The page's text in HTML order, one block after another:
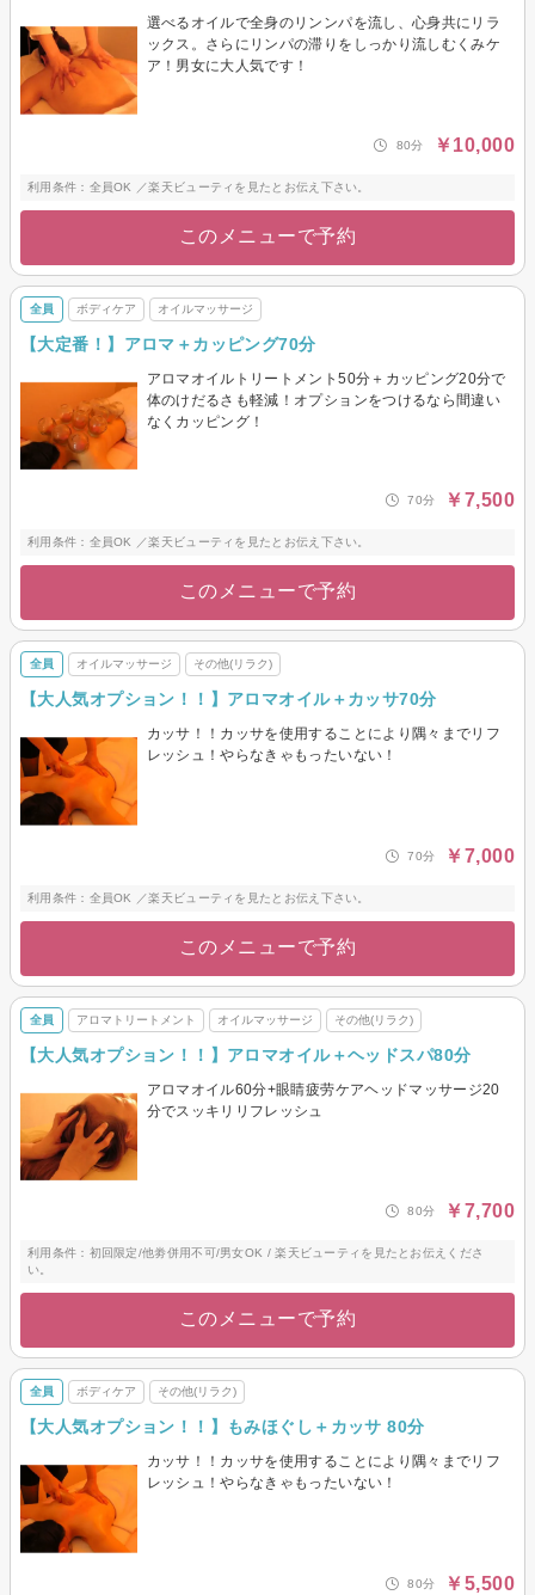
選べるオイルで全身のリンンパを流し、心身共にリラ
ックス。さらにリンパの滞りをしっかり流しむくみケ
ア！男女に大人気です！
80分 ￥10,000
利用条件：全員OK ／楽天ビューティを見たとお伝え下さい。
このメニューで予約
全員 ボディケア オイルマッサージ
【大定番！】アロマ＋カッピング70分
アロマオイルトリートメント50分＋カッピング20分で
体のけだるさも軽減！オプションをつけるなら間違い
なくカッピング！
70分 ￥7,500
利用条件：全員OK ／楽天ビューティを見たとお伝え下さい。
このメニューで予約
全員 オイルマッサージ その他(リラク)
【大人気オプション！！】アロマオイル＋カッサ70分
カッサ！！カッサを使用することにより隅々までリフ
レッシュ！やらなきゃもったいない！
70分 ￥7,000
利用条件：全員OK ／楽天ビューティを見たとお伝え下さい。
このメニューで予約
全員 アロマトリートメント オイルマッサージ その他(リラク)
【大人気オプション！！】アロマオイル＋ヘッドスパ80分
アロマオイル60分+眼睛疲劳ケアヘッドマッサージ20
分でスッキリリフレッシュ
80分 ￥7,700
利用条件：初回限定/他劵併用不可/男女OK / 楽天ビューティを見たとお伝えくださ
い。
このメニューで予約
全員 ボディケア その他(リラク)
【大人気オプション！！】もみほぐし＋カッサ 80分
カッサ！！カッサを使用することにより隅々までリフ
レッシュ！やらなきゃもったいない！
80分 ￥5,500